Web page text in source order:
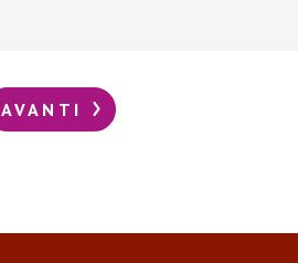
AVANTI